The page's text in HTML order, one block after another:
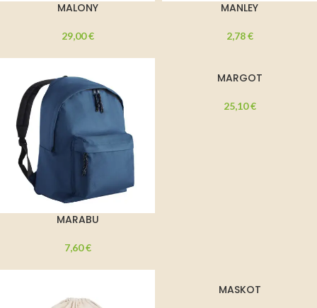
MALONY
29,00€
MANLEY
2,78€
MARABU
7,60€
MARGOT
25,10€
MASKOT